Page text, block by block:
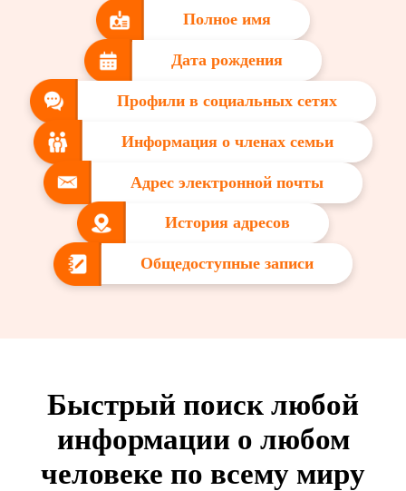
Полное имя
Дата рождения
Профили в социальных сетях
Информация о членах семьи
Адрес электронной почты
История адресов
Общедоступные записи
Быстрый поиск любой
информации о любом
человеке по всему миру